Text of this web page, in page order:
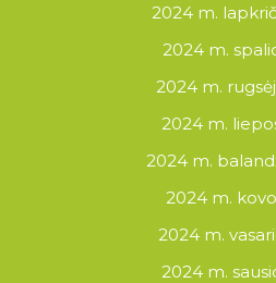
2024 m.
2024 m.
2024 m.
2024 m.
2024 m.
2024 m.
2024 m.
2024 m.